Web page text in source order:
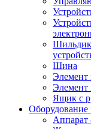
Шильдик
Шина
Элемент
Элемент
Ящик с
Оборудование
Аппарат